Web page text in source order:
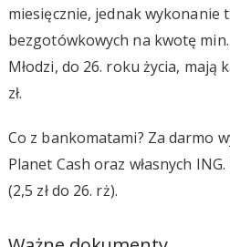
miesięcznie, jednak wykonanie
bezgotówkowych na kwotę min.
Młodzi, do 26. roku życia,
zł.
Co z bankomatami? Za darmo
Planet Cash oraz własnych
(2,5 zł do 26. rż).